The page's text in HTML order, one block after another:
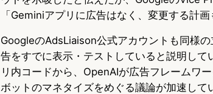
「Geminiアプリに広告はなく、変更する計画
GoogleのAdsLiaison公式アカウントも同様
告をすでに表示・テストしていると説明し
リ内コードから、OpenAIが広告フレームワ
ボットのマネタイズをめぐる議論が加速して